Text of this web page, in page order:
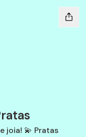
joia! 💫 Pratas